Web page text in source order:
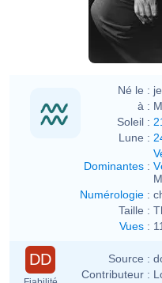
Né le :
à :
Soleil :
Lune :
Dominantes :
Numérologie :
Taille :
Vues :
DD Source :
Contributeur :